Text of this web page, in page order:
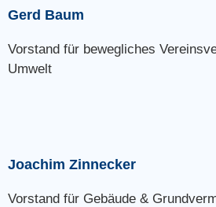
Gerd Baum
Vorstand für bewegliches
Umwelt
Joachim Zinnecker
Vorstand für Gebäude &